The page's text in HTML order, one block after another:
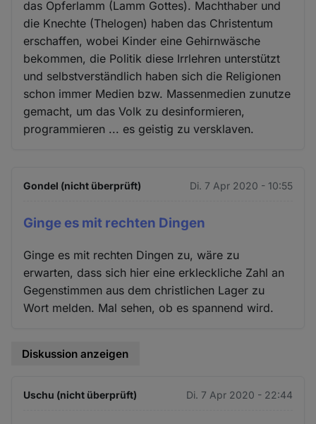
das Opferlamm (Lamm Gottes). Machthaber und
die Knechte (Thelogen) haben das Christentum
erschaffen, wobei Kinder eine Gehirnwäsche
bekommen, die Politik diese Irrlehren unterstützt
und selbstverständlich haben sich die Religionen
schon immer Medien bzw. Massenmedien zunutze
gemacht, um das Volk zu desinformieren,
programmieren ... es geistig zu versklaven.
Gondel (nicht überprüft) Di. 7 Apr 2020 - 10:55
Ginge es mit rechten Dingen
Ginge es mit rechten Dingen zu, wäre zu
erwarten, dass sich hier eine erkleckliche Zahl an
Gegenstimmen aus dem christlichen Lager zu
Wort melden. Mal sehen, ob es spannend wird.
Diskussion anzeigen
Uschu (nicht überprüft) Di. 7 Apr 2020 - 22:44